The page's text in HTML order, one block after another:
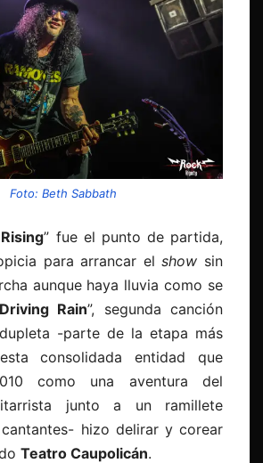
Foto: Beth Sabbath
” fue el punto de partida,
para arrancar elshow sin
aunque haya lluvia como se
Rain”, segunda canción
-parte de la etapa más
consolidada entidad que
como una aventura del
junto a un ramillete
hizo delirar y corear
Teatro Caupolicán.